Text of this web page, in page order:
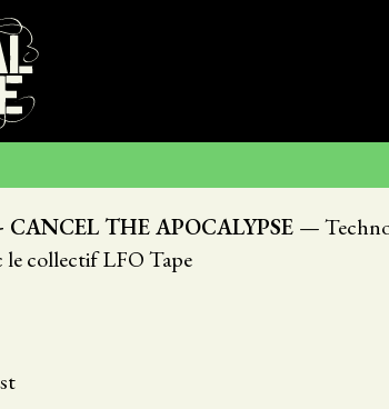
CANCEL THE APOCALYPSE —
le collectif LFO Tape